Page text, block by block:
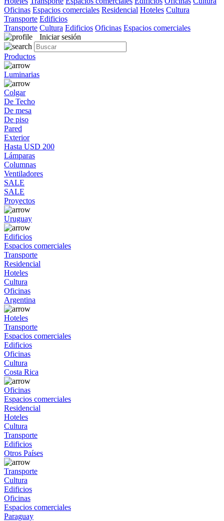
Oficinas Espacios comerciales Residencial Hoteles Cultura
Transporte Edificios
Transporte Cultura Edificios Oficinas Espacios comerciales
Iniciar sesión
Productos
Luminarias
Colgar
De Techo
De mesa
De piso
Pared
Exterior
Hasta USD 200
Lámparas
Columnas
Ventiladores
SALE
SALE
Proyectos
Uruguay
Edificios
Espacios comerciales
Transporte
Residencial
Hoteles
Cultura
Oficinas
Argentina
Hoteles
Transporte
Espacios comerciales
Edificios
Oficinas
Cultura
Costa Rica
Oficinas
Espacios comerciales
Residencial
Hoteles
Cultura
Transporte
Edificios
Otros Países
Transporte
Cultura
Edificios
Oficinas
Espacios comerciales
Paraguay